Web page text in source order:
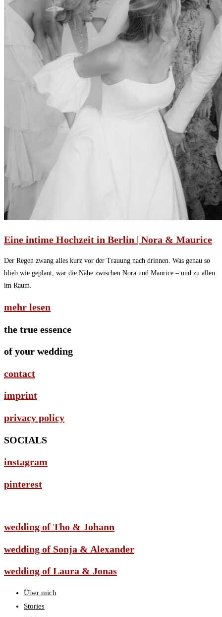
Eine intime Hochzeit in Berlin | Nora & Maurice
Der Regen zwang alles kurz vor der Trauung nach drinnen. Was genau so
blieb wie geplant, war die Nähe zwischen Nora und Maurice – und zu allen
im Raum.
mehr lesen
the true essence
of your wedding
contact
imprint
privacy policy
SOCIALS
instagram
pinterest
wedding of Tho & Johann
wedding of Sonja & Alexander
wedding of Laura & Jonas
Über mich
Stories